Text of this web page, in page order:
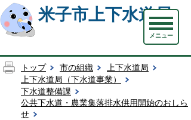
米子市上下水道局
メニュー
トップ 市の組織
上下水道局
上下水道局（下水道事業）
下水道整備課
公共下水道・農業集落排水供用開始のおしら
せ